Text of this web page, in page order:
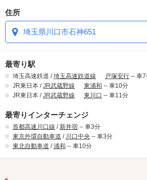
住所
埼玉県川口市石神651
最寄り駅
埼玉高速鉄道 /埼玉高速鉄道線 戸塚安行 -- 車
JR東日本 /JR武蔵野線 東浦和 -- 車10分
JR東日本 /JR武蔵野線 東川口 -- 車11分
最寄りインターチェンジ
首都高速川口線 /新井宿 -- 車3分
東京外環自動車道 / 川口中央 -- 車3分
東北自動車道 /浦和 -- 車10分